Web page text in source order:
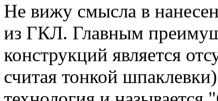
Не вижу смысла в
из ГКЛ. Главным
конструкций является
считая тонкой